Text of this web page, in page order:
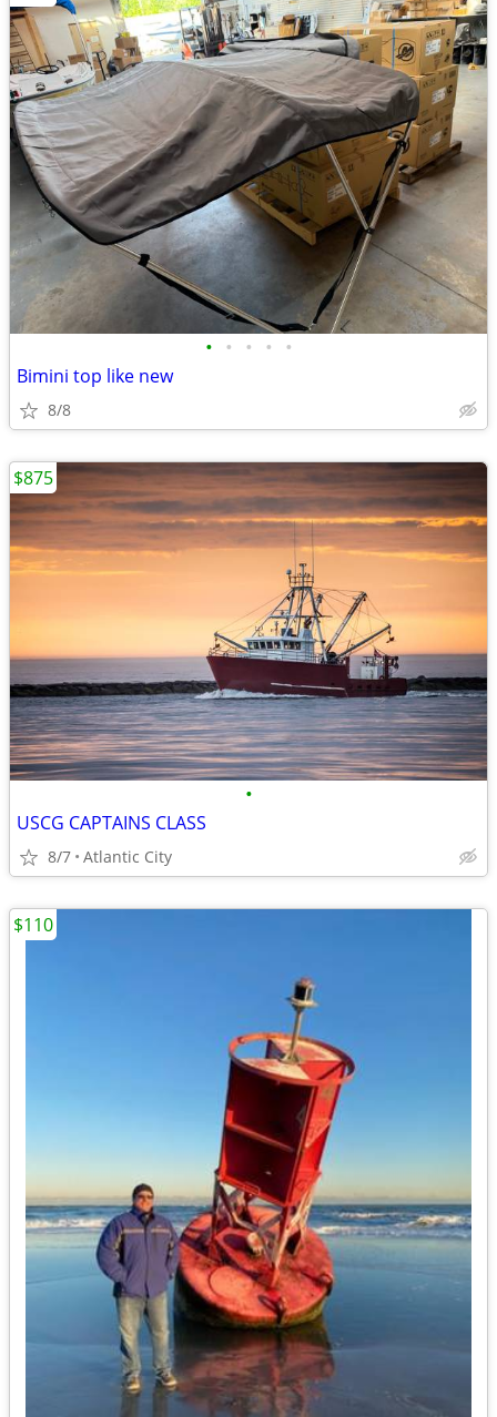
• • • • •
Bimini top like new
8/8
•
USCG CAPTAINS CLASS
8/7 Atlantic City
$875
$110